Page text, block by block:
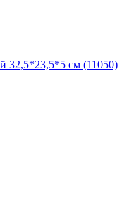
32,5*23,5*5 см (11050)